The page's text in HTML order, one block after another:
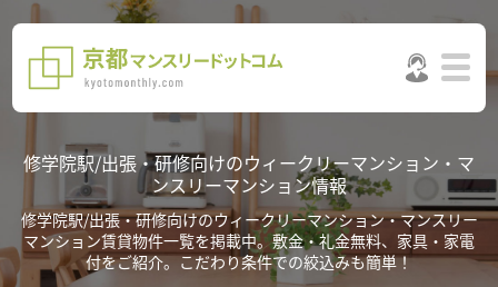
修学院駅/出張・研修向けのウィークリーマンション・マ
ンスリーマンション情報
修学院駅/出張・研修向けのウィークリーマンション・マンスリー
マンション賃貸物件一覧を掲載中。敷金・礼金無料、家具・家電
付をご紹介。こだわり条件での絞込みも簡単！